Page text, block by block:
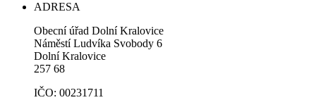
ADRESA
Obecní úřad Dolní Kralovice
Náměstí Ludvíka Svobody 6
Dolní Kralovice
257 68
IČO: 00231711